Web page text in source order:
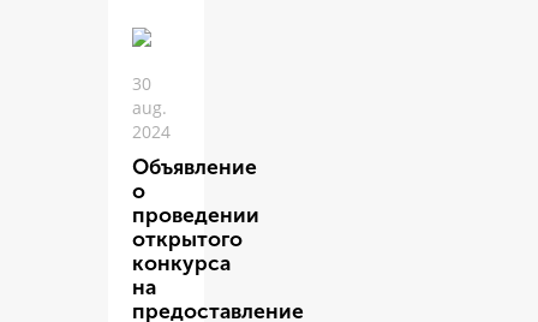
30
aug.
2024
Объявление
о
проведении
открытого
конкурса
на
предоставление